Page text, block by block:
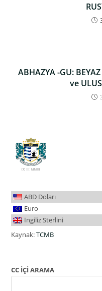
ABHAZYA -GU:
ve
ABD Doları
Euro
İngiliz Sterlini
Kaynak:TCMB
CC İÇİ ARAMA